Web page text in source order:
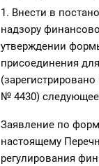
1. Внести в
надзору
утверждении
присоединения
№ 4430)
Заявление по
настоящему
регулирования